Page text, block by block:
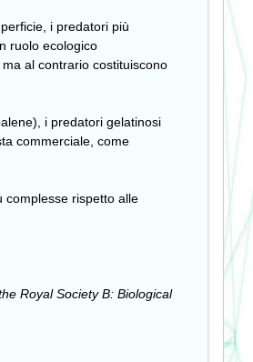
i predatori più
ruolo ecologico
al contrario costituiscono
i predatori gelatinosi
commerciale, come
complesse rispetto alle
Royal Society B: Biological